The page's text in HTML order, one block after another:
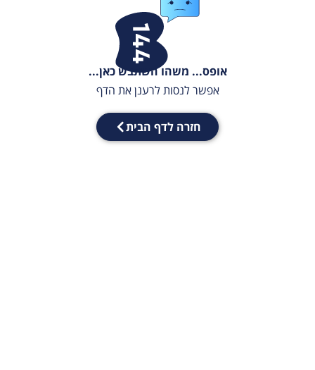
אופס... משהו השתבש כאן...
אפשר לנסות לרענן את הדף
חזרה לדף הבית